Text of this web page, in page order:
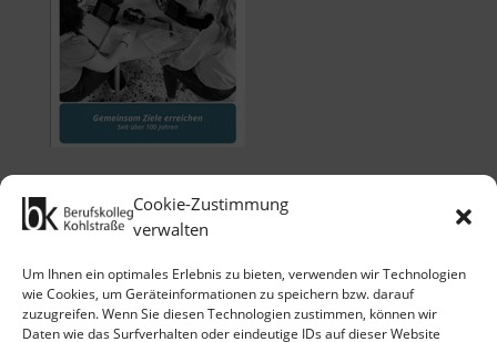
Cookie-Zustimmung
verwalten
Um Ihnen ein optimales Erlebnis zu bieten, verwenden wir Technologien
wie Cookies, um Geräteinformationen zu speichern bzw. darauf
zuzugreifen. Wenn Sie diesen Technologien zustimmen, können wir
Daten wie das Surfverhalten oder eindeutige IDs auf dieser Website
Klicken Sie auf 'Ich stimme zu', um